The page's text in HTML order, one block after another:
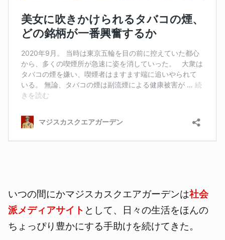
いつの間にかマジスカスクエアガーデンは社会
派メディアサイト として、日々の生活をほんの
ちょっぴり豊かにする手助けを続けてきた。